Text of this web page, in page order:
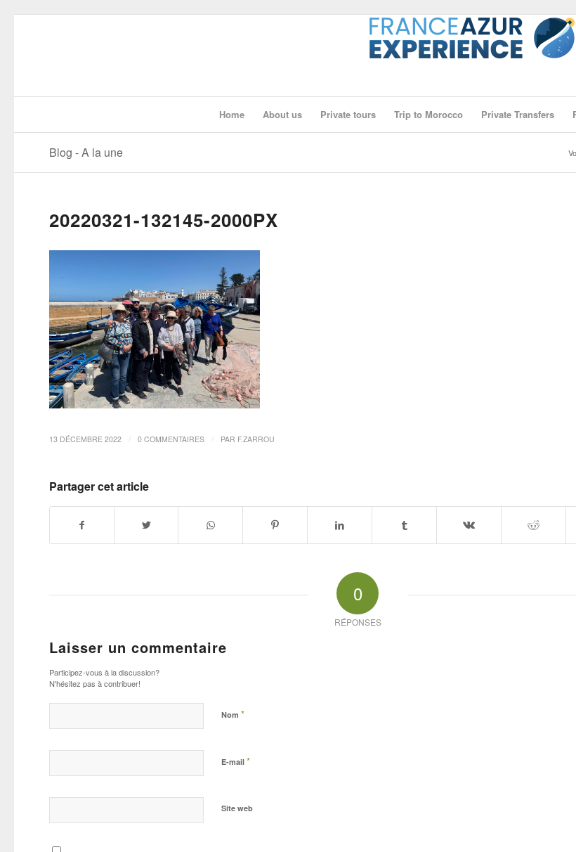
Home About us Private tours Trip to Morocco Private Transfers
Blog - A la une
20220321-132145-2000PX
13 DÉCEMBRE 2022 0 COMMENTAIRES PAR F.ZARROU
Partager cet article
0
RÉPONSES
Laisser un commentaire
Participez-vous à la discussion?
N'hésitez pas à contribuer!
Nom *
E-mail *
Site web